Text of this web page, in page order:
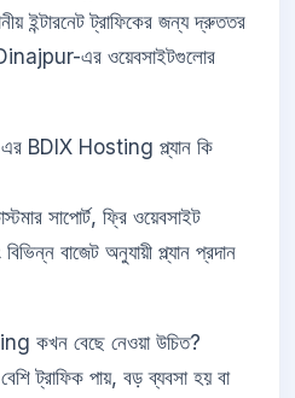
ইন্টারনেট ট্রাফিকের জন্য দ্রুততর
Dinajpur-এর ওয়েবসাইটগুলোর
BDIX Hosting প্ল্যান কি
সাপোর্ট, ফ্রি ওয়েবসাইট
বাজেট অনুযায়ী প্ল্যান প্রদান
কখন বেছে নেওয়া উচিত?
ট্রাফিক পায়, বড় ব্যবসা হয় বা